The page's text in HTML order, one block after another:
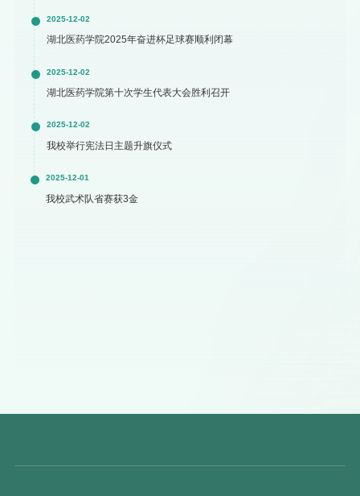
2025-12-02
湖北医药学院2025年奋进杯足球赛顺利闭幕
2025-12-02
湖北医药学院第十次学生代表大会胜利召开
2025-12-02
我校举行宪法日主题升旗仪式
2025-12-01
我校武术队省赛获3金